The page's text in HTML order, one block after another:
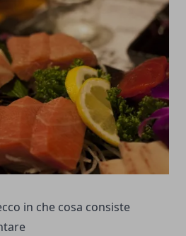
in che cosa consiste